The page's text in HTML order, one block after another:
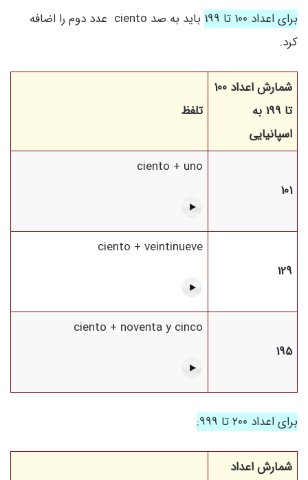
برای اعداد 100 تا 199
باید به صد ciento عدد دوم را اضافه
کرد.
شمارش اعداد 100
تا 199 به
اسپانیایی
تلفظ
101
ciento + uno
129
ciento + veintinueve
195
ciento + noventa y cinco
برای اعداد 200 تا 999:
شمارش اعداد